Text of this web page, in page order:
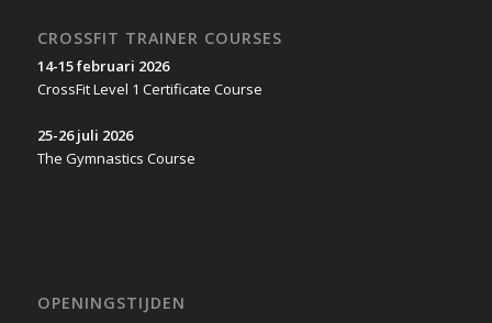
CROSSFIT TRAINER COURSES
14-15 februari 2026
CrossFit Level 1 Certificate Course
25-26 juli 2026
The Gymnastics Course
OPENINGSTIJDEN